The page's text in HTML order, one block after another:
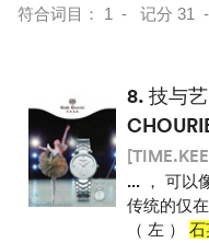
符合词目： 1 - 记分 31
8. 技与
... ， 可以
传统的仅
（ 左 ） 石